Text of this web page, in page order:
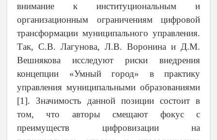
внимание к институциональным и
организационным ограничениям цифровой
трансформации муниципального управления.
Так, С.В. Лагунова, Л.В. Воронина и Д.М.
Вешнякова исследуют риски внедрения
концепции «Умный город» в практику
управления муниципальными образованиями
[1]. Значимость данной позиции состоит в
том, что авторы смещают фокус с
преимуществ цифровизации на